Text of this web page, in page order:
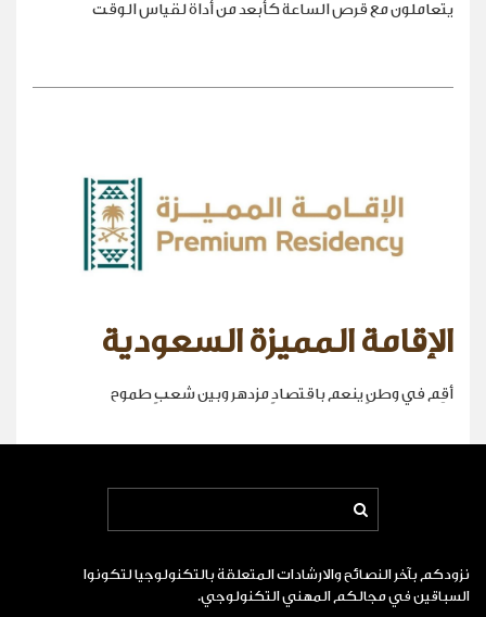
يتعاملون مع قرص الساعة كأبعد من أداة لقياس الوقت
الإقامة المميزة السعودية
أقِم في وطنٍ ينعم باقتصادٍ مزدهر وبين شعبٍ طموح
نزودكم بآخر النصائح والارشادات المتعلقة بالتكنولوجيا لتكونوا
السباقين في مجالكم المهني التكنولوجي.